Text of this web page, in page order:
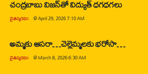
చంద్రబాబు విజన్‌తో విద్యుత్ ధగధగలు
చైతన్యరధం @April 29, 2026 7:10 AM
అమ్మకు ఆసరా…చెల్లెమ్మలకు భరోసా…
చైతన్యరధం @March 8, 2026 6:30 AM